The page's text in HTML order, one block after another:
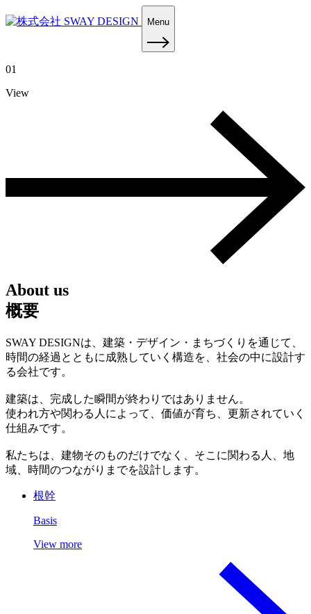
Menu
01
View
About us
概要
SWAY DESIGNは、建築・デザイン・まちづくりを通じて、
時間の経過とともに成熟していく構造を、社会の中に設計す
る会社です。
建築は、完成した瞬間が終わりではありません。
使われ方や関わる人によって、価値が育ち、更新されていく
仕組みです。
私たちは、建物そのものだけでなく、そこに関わる人、地
域、時間のつながりまでを設計します。
根幹
Basis
View more